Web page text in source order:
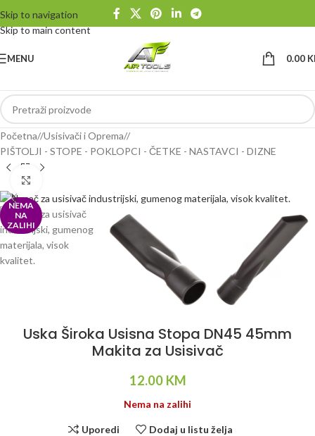
Skip to navigation
Skip to main content
MENU 0.00
Početna/ Usisivači i Oprema/
PIŠTOLJI - STOPE - POKLOPCI - ČETKE - NASTAVCI - DIZNE
NEMA
NA
ZALIHI
Uska Široka Usisna Stopa DN45 45mm
Makita za Usisivač
12.00 KM
Nema na zalihi
Uporedi Dodaj u listu želja